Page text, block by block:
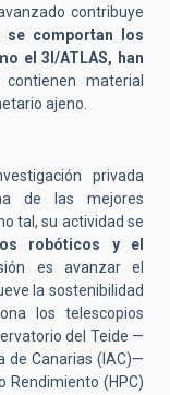
contribuye
se comportan los
el 3I/ATLAS, han
contienen material
ajeno.
privada
de las mejores
tal, su actividad se
robóticos y el
es avanzar el
la sostenibilidad
los telescopios
del Teide —
de Canarias (IAC)—
Rendimiento (HPC)